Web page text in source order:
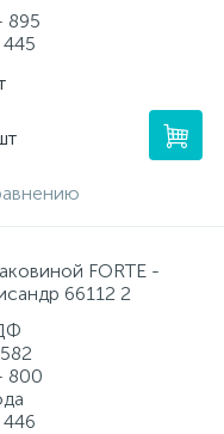
895
FORTE -
66112 2
800